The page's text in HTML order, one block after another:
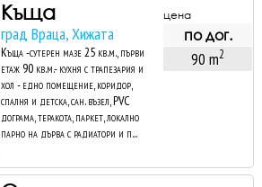
Къща
град Враца, Хижата
Къща -сутерен мазе 25 кв.м., първи
етаж 90 кв.м.- кухня с трапезария и
хол - едно помещение, коридор,
спалня и детска, сан. възел, PVC
дограма, теракота, паркет, локално
парно на дърва с радиатори и п...
цена
по дог.
90 m2